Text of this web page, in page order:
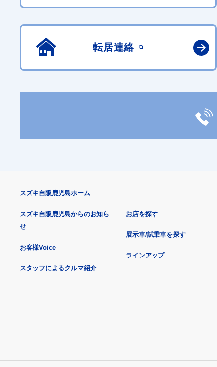
転居連絡
スズキ自販鹿児島ホーム
スズキ自販鹿児島からのお知ら
せ
お客様Voice
スタッフによるクルマ紹介
お店を探す
展示車/試乗車を探す
ラインアップ